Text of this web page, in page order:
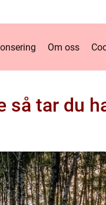
Om oss
så tar du